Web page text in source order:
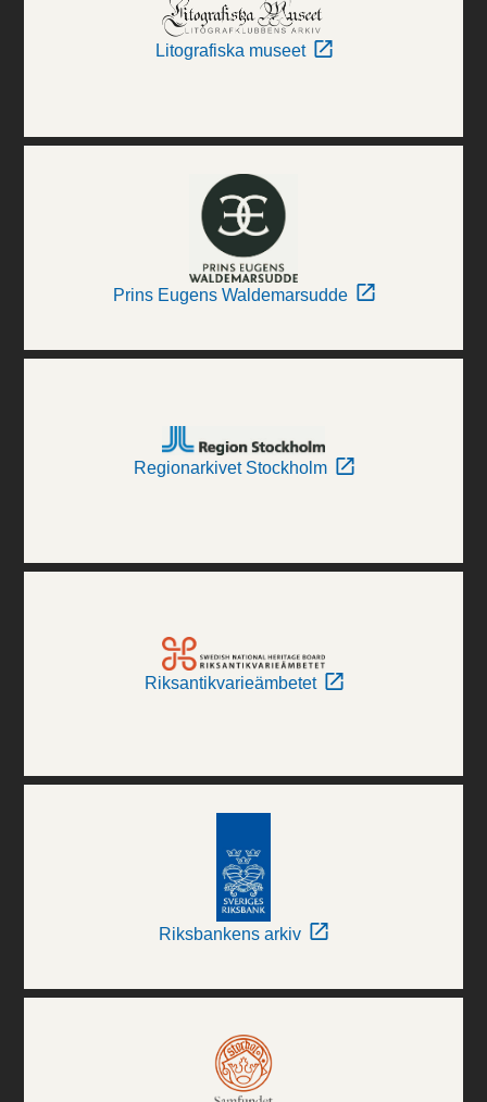
Litografiska museet
Prins Eugens Waldemarsudde
Regionarkivet Stockholm
Riksantikvarieämbetet
Riksbankens arkiv